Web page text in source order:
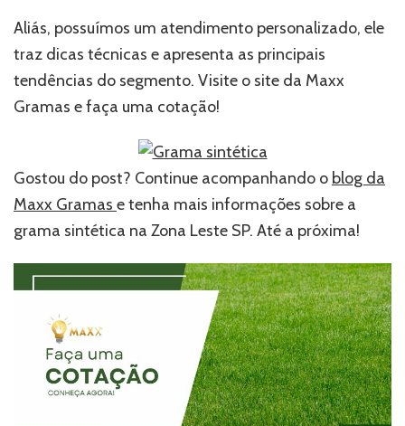
Aliás, possuímos um atendimento personalizado, ele
traz dicas técnicas e apresenta as principais
tendências do segmento. Visite o site da Maxx
Gramas e faça uma cotação!
Gostou do post? Continue acompanhando o blog da
Maxx Gramas e tenha mais informações sobre a
grama sintética na Zona Leste SP. Até a próxima!